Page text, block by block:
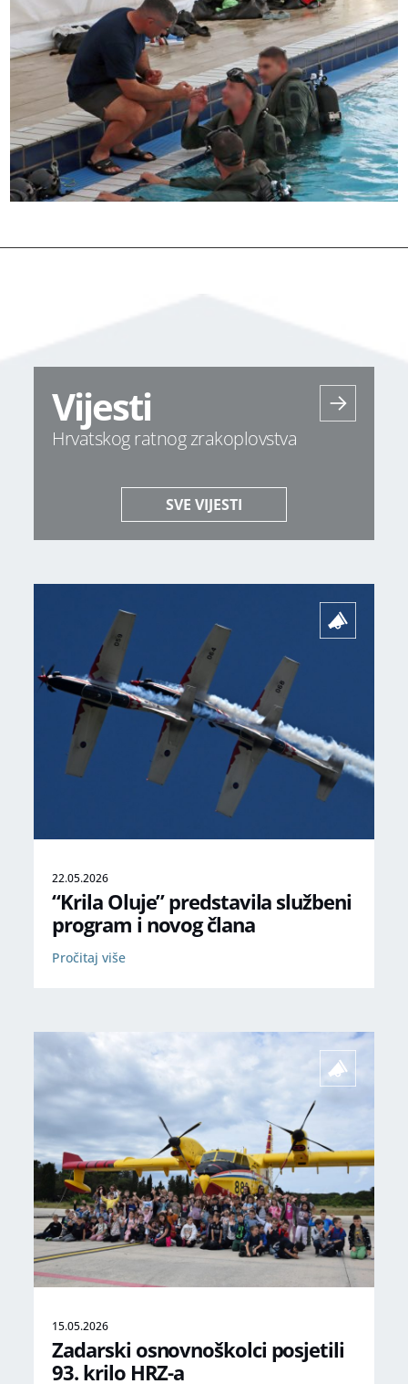
Vijesti
Hrvatskog ratnog zrakoplovstva
SVE VIJESTI
22.05.2026
“Krila Oluje” predstavila službeni
program i novog člana
Pročitaj više
15.05.2026
Zadarski osnovnoškolci posjetili
93. krilo HRZ-a